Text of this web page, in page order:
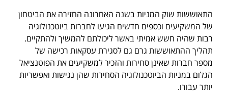
התאוששות שוק המניות בשנה האחרונה החזירה את הביטחון
של המשקיעים וכספים חדשים הגיעו לחברות ביוטכנולוגיה
רבות שהיה חשש אמיתי באשר ליכולתם להמשיך ולהתקיים.
תהליך ההתאוששות גרם גם לסגירת עסקאות רכישה של
מספר חברות שאינן סחירות והזכיר למשקיעים את הפוטנציאל
הגלום במניות הביוטכנולוגיה הסחירות שהן נגישות ואפשריות
יותר עבורו.